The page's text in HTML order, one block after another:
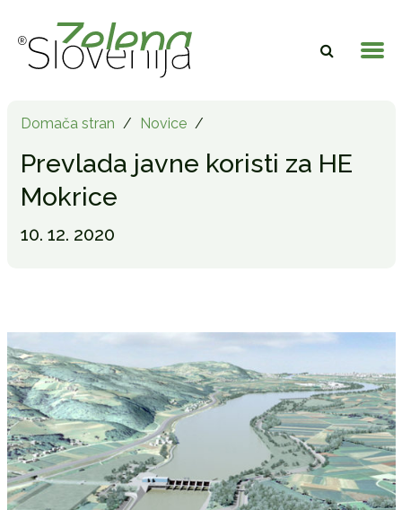
Domača stran / Novice /
Prevlada javne koristi za HE
Mokrice
10. 12. 2020